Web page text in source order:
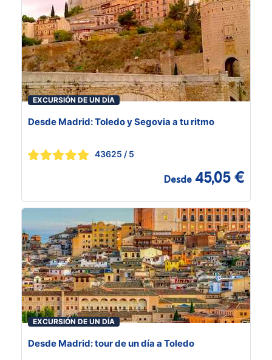
EXCURSIÓN DE UN DÍA
Desde Madrid: Toledo y Segovia a tu ritmo
43625 / 5
Desde 45,05 €
EXCURSIÓN DE UN DÍA
Desde Madrid: tour de un día a Toledo